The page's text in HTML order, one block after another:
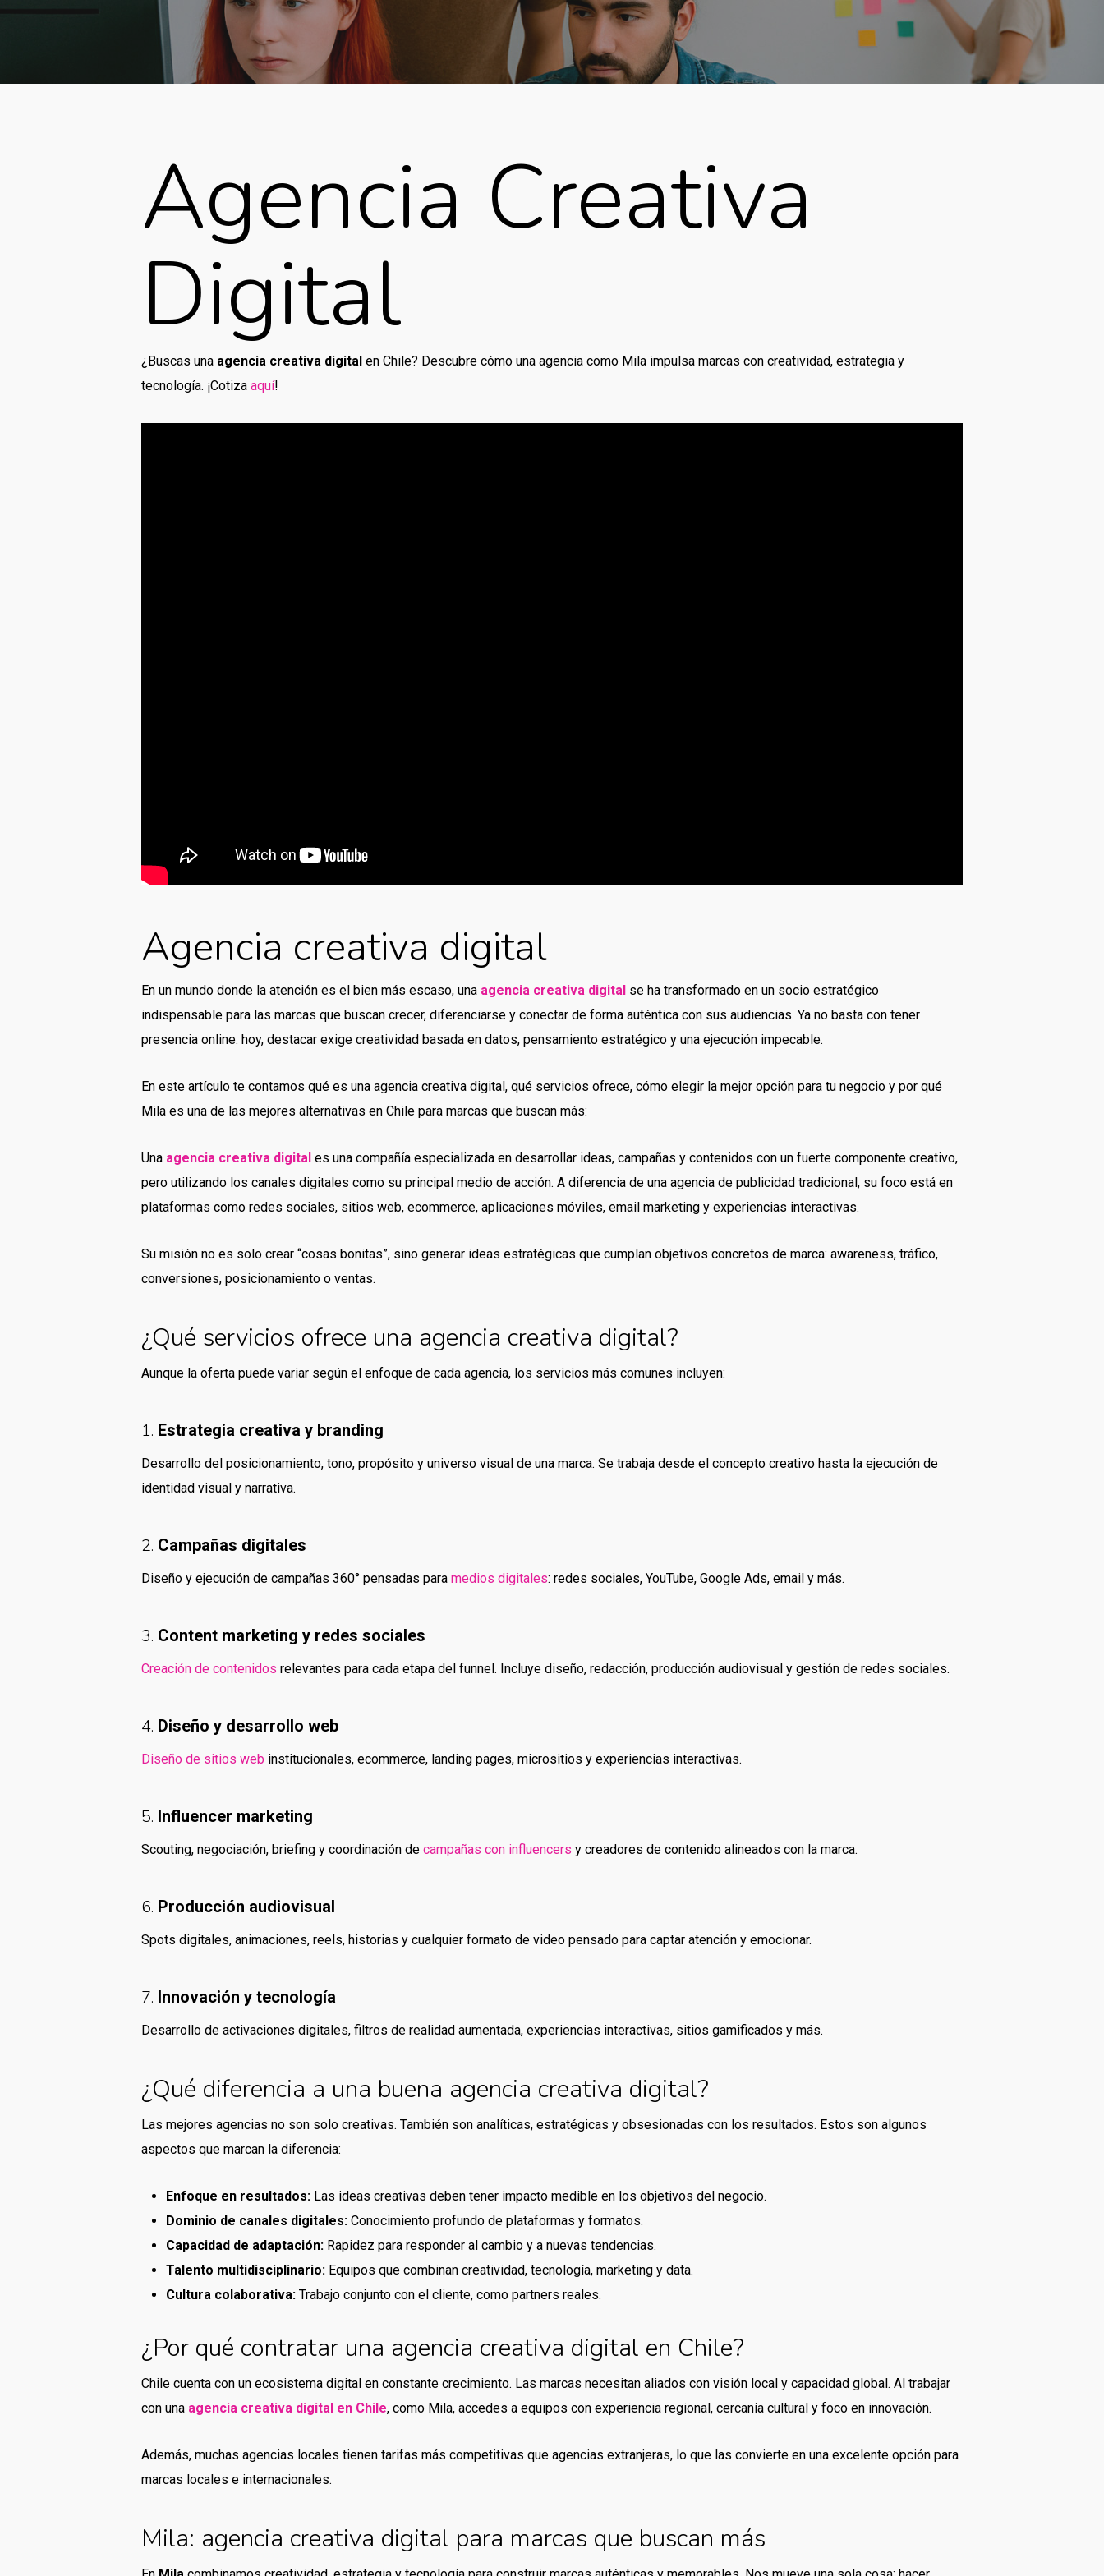
Agencia Creativa
Digital
¿Buscas una agencia creativa digital en Chile? Descubre cómo una agencia como Mila impulsa marcas con creatividad, estrategia y
tecnología. ¡Cotizaaquí!
Agencia creativa digital
En un mundo donde la atención es el bien más escaso, una agencia creativa digital se ha transformado en un socio estratégico
indispensable para las marcas que buscan crecer, diferenciarse y conectar de forma auténtica con sus audiencias. Ya no basta con tener
presencia online: hoy, destacar exige creatividad basada en datos, pensamiento estratégico y una ejecución impecable.
En este artículo te contamos qué es una agencia creativa digital, qué servicios ofrece, cómo elegir la mejor opción para tu negocio y por qué
Mila es una de las mejores alternativas en Chile para marcas que buscan más:
Una agencia creativa digital es una compañía especializada en desarrollar ideas, campañas y contenidos con un fuerte componente creativo,
pero utilizando los canales digitales como su principal medio de acción. A diferencia de una agencia de publicidad tradicional, su foco está en
plataformas como redes sociales, sitios web, ecommerce, aplicaciones móviles, email marketing y experiencias interactivas.
Su misión no es solo crear “cosas bonitas”, sino generar ideas estratégicas que cumplan objetivos concretos de marca: awareness, tráfico,
conversiones, posicionamiento o ventas.
¿Qué servicios ofrece una agencia creativa digital?
Aunque la oferta puede variar según el enfoque de cada agencia, los servicios más comunes incluyen:
1. Estrategia creativa y branding
Desarrollo del posicionamiento, tono, propósito y universo visual de una marca. Se trabaja desde el concepto creativo hasta la ejecución de
identidad visual y narrativa.
2. Campañas digitales
Diseño y ejecución de campañas 360° pensadas paramedios digitales: redes sociales, YouTube, Google Ads, email y más.
3. Content marketing y redes sociales
Creación de contenidos relevantes para cada etapa del funnel. Incluye diseño, redacción, producción audiovisual y gestión de redes sociales.
4. Diseño y desarrollo web
Diseño de sitios web institucionales, ecommerce, landing pages, micrositios y experiencias interactivas.
5. Influencer marketing
Scouting, negociación, briefing y coordinación decampañas con influencers y creadores de contenido alineados con la marca.
6. Producción audiovisual
Spots digitales, animaciones, reels, historias y cualquier formato de video pensado para captar atención y emocionar.
7. Innovación y tecnología
Desarrollo de activaciones digitales, filtros de realidad aumentada, experiencias interactivas, sitios gamificados y más.
¿Qué diferencia a una buena agencia creativa digital?
Las mejores agencias no son solo creativas. También son analíticas, estratégicas y obsesionadas con los resultados. Estos son algunos
aspectos que marcan la diferencia:
Enfoque en resultados: Las ideas creativas deben tener impacto medible en los objetivos del negocio.
Dominio de canales digitales: Conocimiento profundo de plataformas y formatos.
Capacidad de adaptación: Rapidez para responder al cambio y a nuevas tendencias.
Talento multidisciplinario: Equipos que combinan creatividad, tecnología, marketing y data.
Cultura colaborativa: Trabajo conjunto con el cliente, como partners reales.
¿Por qué contratar una agencia creativa digital en Chile?
Chile cuenta con un ecosistema digital en constante crecimiento. Las marcas necesitan aliados con visión local y capacidad global. Al trabajar
con una agencia creativa digital en Chile, como Mila, accedes a equipos con experiencia regional, cercanía cultural y foco en innovación.
Además, muchas agencias locales tienen tarifas más competitivas que agencias extranjeras, lo que las convierte en una excelente opción para
marcas locales e internacionales.
Mila: agencia creativa digital para marcas que buscan más